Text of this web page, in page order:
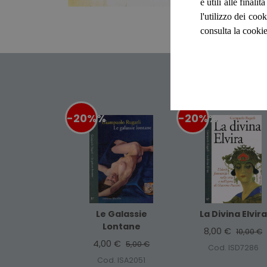
-20%%
Le Galassie
Lontane
4,00 € 5,00 €
Cod. ISA2051
-20%%
La Divina Elvira
8,00 € 10,00 €
Cod. ISD7286
l'utilizzo dei
consulta la